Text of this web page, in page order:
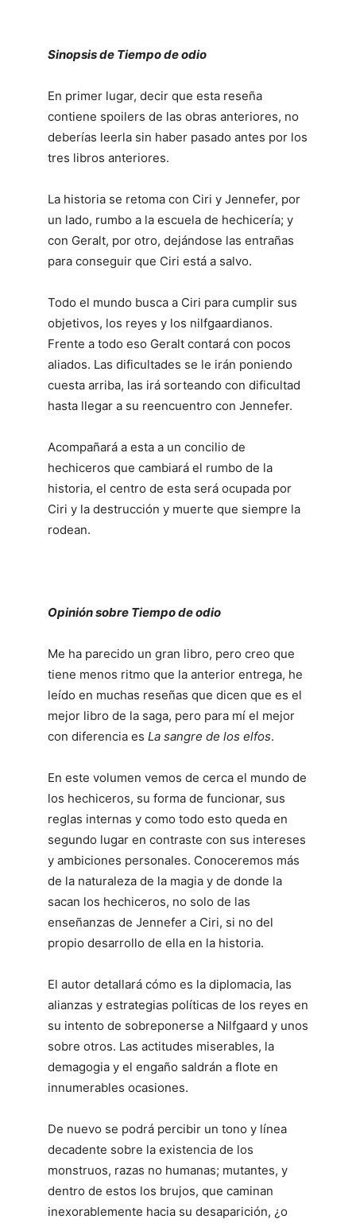
Sinopsis de Tiempo de odio
En primer lugar, decir que esta reseña
contiene spoilers de las obras anteriores, no
deberías leerla sin haber pasado antes por los
tres libros anteriores.
La historia se retoma con Ciri y Jennefer, por
un lado, rumbo a la escuela de hechicería; y
con Geralt, por otro, dejándose las entrañas
para conseguir que Ciri está a salvo.
Todo el mundo busca a Ciri para cumplir sus
objetivos, los reyes y los nilfgaardianos.
Frente a todo eso Geralt contará con pocos
aliados. Las dificultades se le irán poniendo
cuesta arriba, las irá sorteando con dificultad
hasta llegar a su reencuentro con Jennefer.
Acompañará a esta a un concilio de
hechiceros que cambiará el rumbo de la
historia, el centro de esta será ocupada por
Ciri y la destrucción y muerte que siempre la
rodean.
Opinión sobre Tiempo de odio
Me ha parecido un gran libro, pero creo que
tiene menos ritmo que la anterior entrega, he
leído en muchas reseñas que dicen que es el
mejor libro de la saga, pero para mí el mejor
con diferencia es La sangre de los elfos.
En este volumen vemos de cerca el mundo de
los hechiceros, su forma de funcionar, sus
reglas internas y como todo esto queda en
segundo lugar en contraste con sus intereses
y ambiciones personales. Conoceremos más
de la naturaleza de la magia y de donde la
sacan los hechiceros, no solo de las
enseñanzas de Jennefer a Ciri, si no del
propio desarrollo de ella en la historia.
El autor detallará cómo es la diplomacia, las
alianzas y estrategias políticas de los reyes en
su intento de sobreponerse a Nilfgaard y unos
sobre otros. Las actitudes miserables, la
demagogia y el engaño saldrán a flote en
innumerables ocasiones.
De nuevo se podrá percibir un tono y línea
decadente sobre la existencia de los
monstruos, razas no humanas; mutantes, y
dentro de estos los brujos, que caminan
inexorablemente hacia su desaparición, ¿o